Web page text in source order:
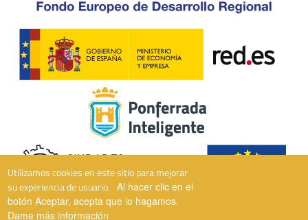
Utilizamos cookies en este sitio para mejorar
su experiencia de usuario. Al hacer clic en el
botón Aceptar, acepta que lo hagamos.
Dame más información